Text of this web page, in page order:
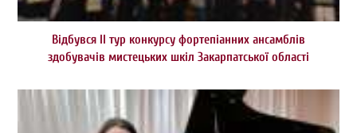
Відбувся ІІ тур конкурсу фортепіанних ансамблів
здобувачів мистецьких шкіл Закарпатської області